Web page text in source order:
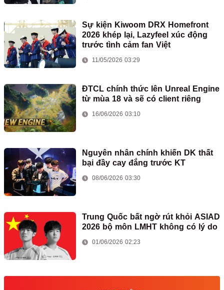
Sự kiện Kiwoom DRX Homefront
2026 khép lại, Lazyfeel xúc động
trước tình cảm fan Việt
11/05/2026 03:29
ĐTCL chính thức lên Unreal Engine
từ mùa 18 và sẽ có client riêng
16/06/2026 03:10
Nguyên nhân chính khiến DK thất
bại đầy cay đắng trước KT
08/06/2026 03:30
Trung Quốc bất ngờ rút khỏi ASIAD
2026 bộ môn LMHT không có lý do
01/06/2026 02:23